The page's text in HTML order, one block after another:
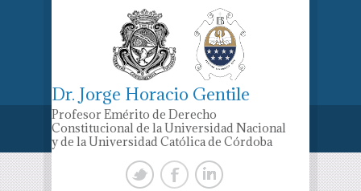
Dr. Jorge Horacio Gentile
Profesor Emérito de Derecho
Constitucional de la Universidad Nacional
y de la Universidad Católica de Córdoba